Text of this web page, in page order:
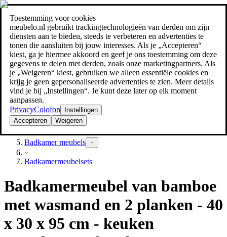
Toestemming voor cookies
meubelo.nl gebruikt trackingtechnologieën van derden om zijn
diensten aan te bieden, steeds te verbeteren en advertenties te
tonen die aansluiten bij jouw interesses. Als je „Accepteren“
kiest, ga je hiermee akkoord en geef je ons toestemming om deze
gegevens te delen met derden, zoals onze marketingpartners. Als
je „Weigeren“ kiest, gebruiken we alleen essentiële cookies en
krijg je geen gepersonaliseerde advertenties te zien. Meer details
vind je bij „Instellingen“. Je kunt deze later op elk moment
aanpassen.
PrivacyColofon
Instellingen
Accepteren
Weigeren
Zoeken
meubel jezelf de beste prijs!meubel jezelf de beste prijs!
Badkamer
Badkamer meubels
Badkamermeubelsets
Badkamermeubel van bamboe
met wasmand en 2 planken - 40
x 30 x 95 cm - keuken